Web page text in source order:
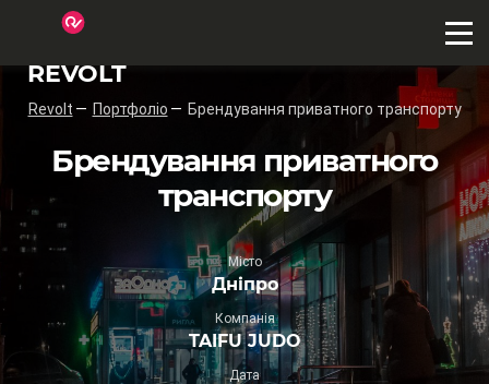
REVOLT
Revolt Портфоліо Брендування приватного транспорту
Брендування приватного
транспорту
Місто
Дніпро
Компанія
TAIFU JUDO
Дата